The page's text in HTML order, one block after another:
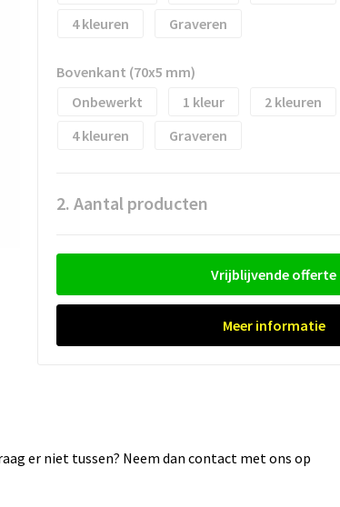
4
Graveren
Bovenkant (70x5 mm)
Onbewerkt
1 2
4
Graveren
2. Aantal producten
Vrijblijvende offerte
Meer informatie
er niet tussen? Neem dan contact met ons op